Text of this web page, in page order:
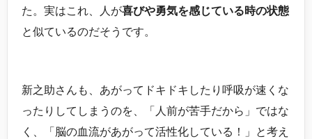
た。実はこれ、人が喜びや勇気を感じている時の状態
と似ているのだそうです。
新之助さんも、あがってドキドキしたり呼吸が速くな
ったりしてしまうのを、「人前が苦手だから」ではな
く、「脳の血流があがって活性化している！」と考え